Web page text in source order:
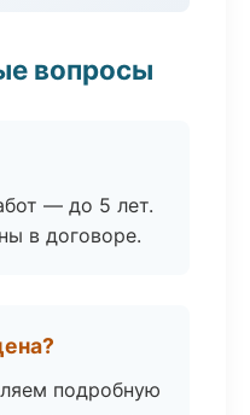
вопросы
— до 5 лет.
в договоре.
подробную